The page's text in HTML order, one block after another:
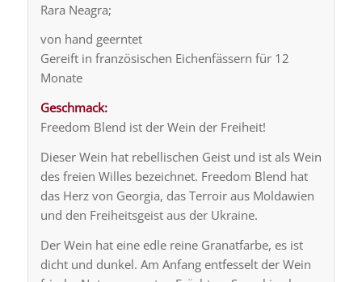
Rara Neagra;
von hand geerntet
Gereift in französischen Eichenfässern für 12
Monate
Geschmack:
Freedom Blend ist der Wein der Freiheit!
Dieser Wein hat rebellischen Geist und ist als Wein
des freien Willes bezeichnet. Freedom Blend hat
das Herz von Georgia, das Terroir aus Moldawien
und den Freiheitsgeist aus der Ukraine.
Der Wein hat eine edle reine Granatfarbe, es ist
dicht und dunkel. Am Anfang entfesselt der Wein